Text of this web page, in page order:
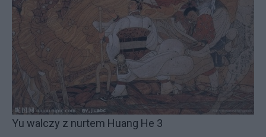
Yu walczy z nurtem Huang He 3